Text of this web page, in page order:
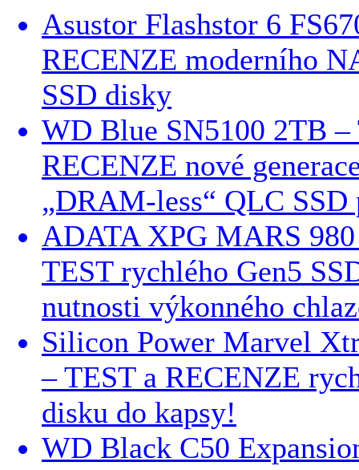
Asustor Flashstor 6
RECENZE moderního
SSD disky
WD Blue SN5100 2TB –
RECENZE nové
„DRAM-less“ QLC SSD
ADATA XPG MARS
TEST rychlého Gen5
nutnosti výkonného
Silicon Power Marvel
– TEST a RECENZE
disku do kapsy!
WD Black C50